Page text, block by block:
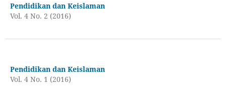
Pendidikan dan Keislaman
Vol. 4 No. 2 (2016)
Pendidikan dan Keislaman
Vol. 4 No. 1 (2016)